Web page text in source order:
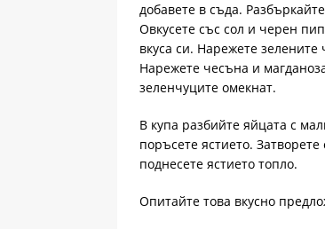
добавете в съда.
Овкусете със сол и черен
вкуса си. Нарежете
Нарежете чесъна и
зеленчуците омекнат.
В купа разбийте яйцата с
поръсете ястието.
поднесете ястието топло.
Опитайте това вкусно